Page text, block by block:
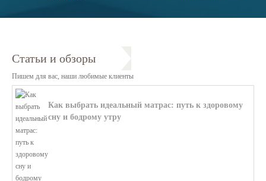
Статьи и обзоры
Пишем для вас, наши любимые клиенты
Как выбрать идеальный матрас: путь к здоровому
сну и бодрому утру